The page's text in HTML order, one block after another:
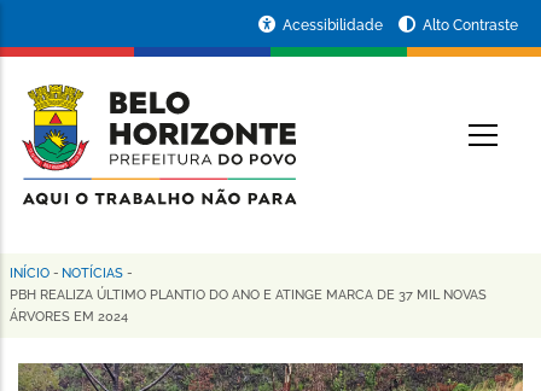
conteúdo
principal
da
Prefeitura
de
Horizonte
Acessibilidade Alto Contraste
Trilha
de
navegação
INÍCIO - NOTÍCIAS -
PBH REALIZA ÚLTIMO PLANTIO DO ANO E ATINGE MARCA DE 37 MIL NOVAS
ÁRVORES EM 2024